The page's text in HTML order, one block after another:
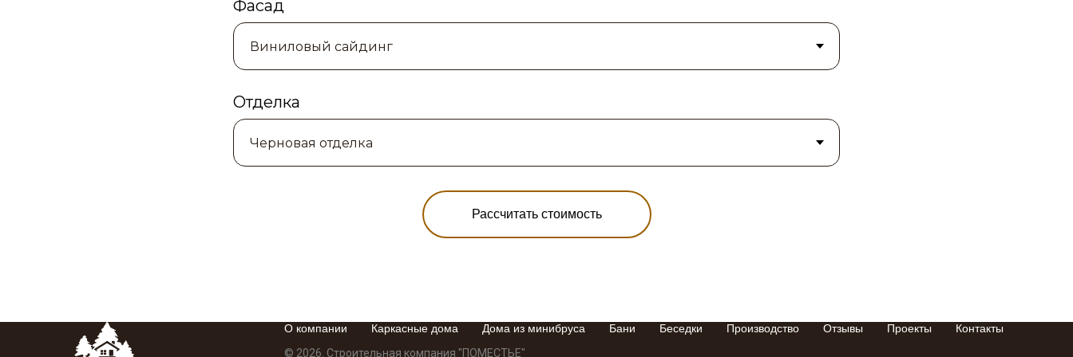
Фасад
Отделка
Рассчитать стоимость
О компании Каркасные дома Дома из минибруса Бани Беседки Производство Отзывы Проекты
Контакты
© 2026. Строительная компания "ПОМЕСТЬЕ"